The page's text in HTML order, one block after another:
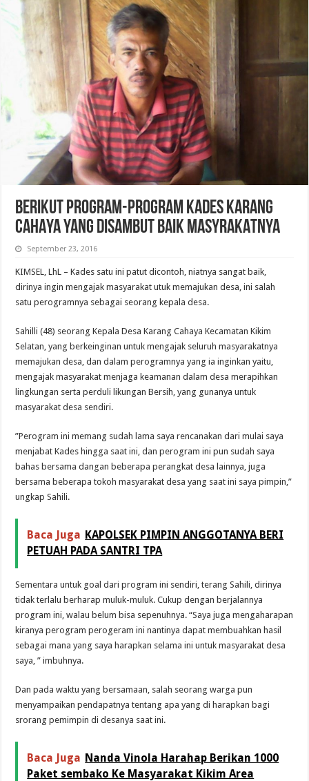
BERIKUT PROGRAM-PROGRAM KADES KARANG
CAHAYA YANG DISAMBUT BAIK MASYRAKATNYA
September 23, 2016
KIMSEL, LhL – Kades satu ini patut dicontoh, niatnya sangat baik,
dirinya ingin mengajak masyarakat utuk memajukan desa, ini salah
satu perogramnya sebagai seorang kepala desa.
Sahilli (48) seorang Kepala Desa Karang Cahaya Kecamatan Kikim
Selatan, yang berkeinginan untuk mengajak seluruh masyarakatnya
memajukan desa, dan dalam perogramnya yang ia inginkan yaitu,
mengajak masyarakat menjaga keamanan dalam desa merapihkan
lingkungan serta perduli likungan Bersih, yang gunanya untuk
masyarakat desa sendiri.
”Perogram ini memang sudah lama saya rencanakan dari mulai saya
menjabat Kades hingga saat ini, dan perogram ini pun sudah saya
bahas bersama dangan beberapa perangkat desa lainnya, juga
bersama beberapa tokoh masyarakat desa yang saat ini saya pimpin,”
ungkap Sahili.
Baca Juga KAPOLSEK PIMPIN ANGGOTANYA BERI
PETUAH PADA SANTRI TPA
Sementara untuk goal dari program ini sendiri, terang Sahili, dirinya
tidak terlalu berharap muluk-muluk. Cukup dengan berjalannya
program ini, walau belum bisa sepenuhnya. “Saya juga mengaharapan
kiranya perogram perogeram ini nantinya dapat membuahkan hasil
sebagai mana yang saya harapkan selama ini untuk masyarakat desa
saya, ” imbuhnya.
Dan pada waktu yang bersamaan, salah seorang warga pun
menyampaikan pendapatnya tentang apa yang di harapkan bagi
srorang pemimpin di desanya saat ini.
Baca Juga Nanda Vinola Harahap Berikan 1000
Paket sembako Ke Masyarakat Kikim Area